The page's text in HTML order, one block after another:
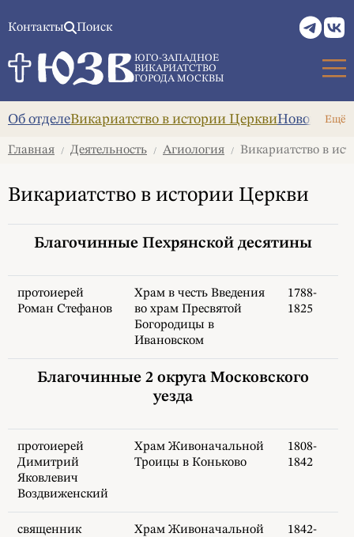
Контакты Поиск
ЮГО-ЗАПАДНОЕ
ВИКАРИАТСТВО
ГОРОДА МОСКВЫ
Ещё
Об отделеВикариатство в истории Церкви
Главная / Деятельность / Агиология / Викариатство в
Викариатство в истории Церкви
Благочинные Пехрянской десятины
протоиерей
Роман Стефанов
Храм в честь Введения
во храм Пресвятой
Богородицы в
Ивановском
1788-
1825
Благочинные 2 округа Московского
уезда
протоиерей
Димитрий
Яковлевич
Воздвиженский
Храм Живоначальной
Троицы в Коньково
1808-
1842
священник
Храм Живоначальной
1842-